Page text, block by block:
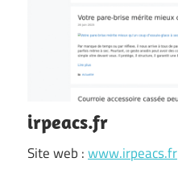
irpeacs.fr
Site web :www.irpeacs.fr